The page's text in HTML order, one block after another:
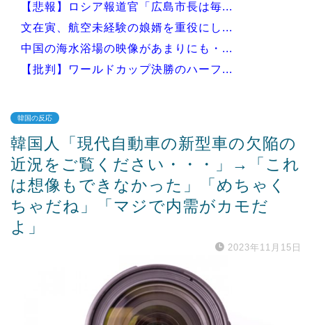
【悲報】ロシア報道官「広島市長は毎...
文在寅、航空未経験の娘婿を重役にし...
中国の海水浴場の映像があまりにも・...
【批判】ワールドカップ決勝のハーフ...
Powered by livedoor 相互RSS
韓国の反応
韓国人「現代自動車の新型車の欠陥の
近況をご覧ください・・・」→「これ
は想像もできなかった」「めちゃく
ちゃだね」「マジで内需がカモだ
よ」
2023年11月15日